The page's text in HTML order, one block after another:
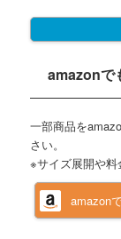
amazonで
一部商品を
さい。
※サイズ展開や料
amazon